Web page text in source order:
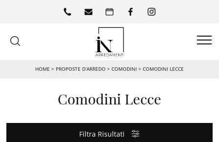
HOME > PROPOSTE D’ARREDO > COMODINI > COMODINI LECCE
Comodini Lecce
Filtra Risultati